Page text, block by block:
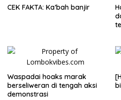
CEK FAKTA: Ka’bah banjir
Waspadai hoaks marak
berseliweran di tengah aksi
demonstrasi